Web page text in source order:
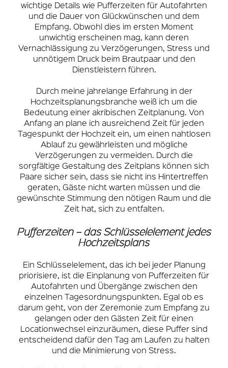
wichtige Details wie Pufferzeiten für Autofahrten
und die Dauer von Glückwünschen und dem
Empfang. Obwohl dies im ersten Moment
unwichtig erscheinen mag, kann deren
Vernachlässigung zu Verzögerungen, Stress und
unnötigem Druck beim Brautpaar und den
Dienstleistern führen.
Durch meine jahrelange Erfahrung in der
Hochzeitsplanungsbranche weiß ich um die
Bedeutung einer akribischen Zeitplanung. Von
Anfang an plane ich ausreichend Zeit für jeden
Tagespunkt der Hochzeit ein, um einen nahtlosen
Ablauf zu gewährleisten und mögliche
Verzögerungen zu vermeiden. Durch die
sorgfältige Gestaltung des Zeitplans können sich
Paare sicher sein, dass sie nicht ins Hintertreffen
geraten, Gäste nicht warten müssen und die
gewünschte Stimmung den nötigen Raum und die
Zeit hat, sich zu entfalten.
Pufferzeiten – das Schlüsselelement jedes
Hochzeitsplans
Ein Schlüsselelement, das ich bei jeder Planung
priorisiere, ist die Einplanung von Pufferzeiten für
Autofahrten und Übergänge zwischen den
einzelnen Tagesordnungspunkten. Egal ob es
darum geht, von der Zeremonie zum Empfang zu
gelangen oder den Gästen Zeit für einen
Locationwechsel einzuräumen, diese Puffer sind
entscheidend dafür den Tag am Laufen zu halten
und die Minimierung von Stress.